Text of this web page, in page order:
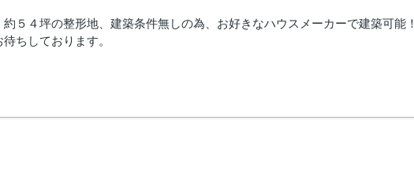
５４坪の整形地、建築条件無しの為、お好きなハウスメーカーで建築可能！
ちしております。